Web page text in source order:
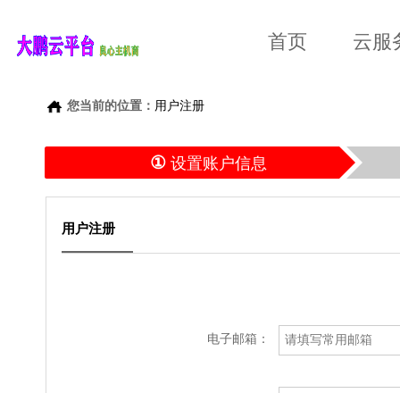
首页 云服
您当前的位置： 用户注册
① 设置账户信息
用户注册
电子邮箱：